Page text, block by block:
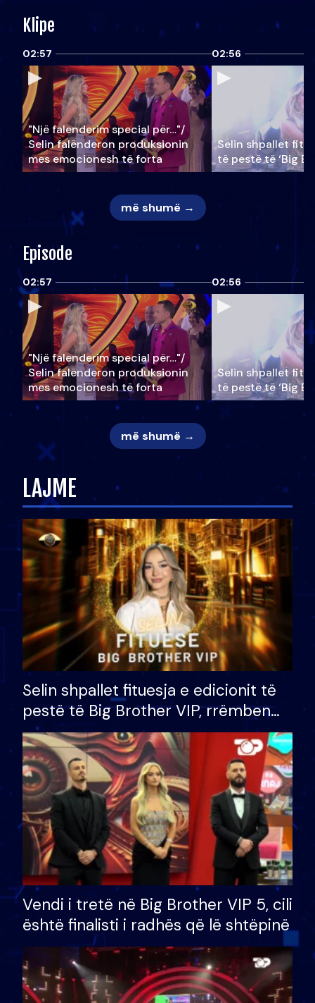
Klipe
02:57
"Një falenderim special për…"/
Selin falënderon produksionin
mes emocionesh të forta
02:56
Selin shpallet
të pestë të ‘Big
më shumë →
Episode
02:57
"Një falenderim special për…"/
Selin falënderon produksionin
mes emocionesh të forta
02:56
Selin shpallet
të pestë të ‘Big
më shumë →
LAJME
Selin shpallet fituesja e edicionit të
pestë të Big Brother VIP, rrëmben
çmimin e madh prej 100 mijë eurosh
Vendi i tretë në Big Brother VIP 5, cili
është finalisti i radhës që lë shtëpinë